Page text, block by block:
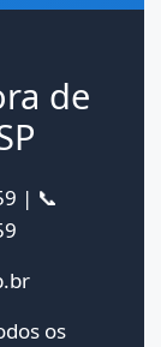
de
| 📞
os